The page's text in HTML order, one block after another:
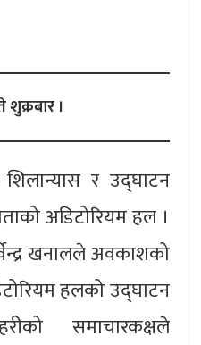
।
र उद्घाटन
अडिटोरियम हल ।
खनालले अवकाशको
हलको उद्घाटन
समाचारकक्षले